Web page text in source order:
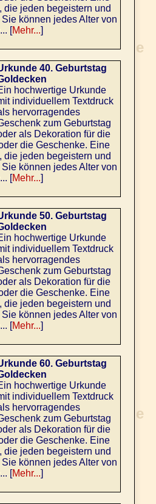
die jeden begeistern und
können jedes Alter von
[Mehr...]
40. Geburtstag
hochwertige Urkunde
individuellem Textdruck
hervorragendes
zum Geburtstag
als Dekoration für die
die Geschenke. Eine
die jeden begeistern und
können jedes Alter von
[Mehr...]
50. Geburtstag
hochwertige Urkunde
individuellem Textdruck
hervorragendes
zum Geburtstag
als Dekoration für die
die Geschenke. Eine
die jeden begeistern und
können jedes Alter von
[Mehr...]
60. Geburtstag
hochwertige Urkunde
individuellem Textdruck
hervorragendes
zum Geburtstag
als Dekoration für die
die Geschenke. Eine
die jeden begeistern und
können jedes Alter von
[Mehr...]